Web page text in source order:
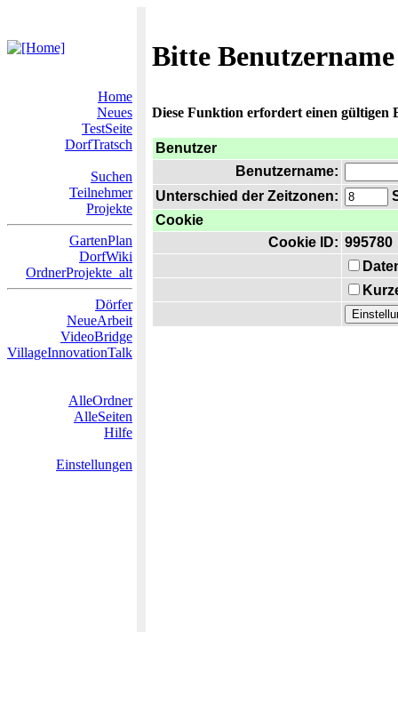
Bitte
Home
Neues
TestSeite
DorfTratsch
Suchen
Teilnehmer
Projekte
GartenPlan
DorfWiki
OrdnerProjekte_alt
Dörfer
NeueArbeit
VideoBridge
VillageInnovationTalk
AlleOrdner
AlleSeiten
Hilfe
Einstellungen
Diese Funktion erfordert einen gültigen
Benutzer
Benutzername:
Unterschied der Zeitzonen:
Cookie
Cookie ID: 995780